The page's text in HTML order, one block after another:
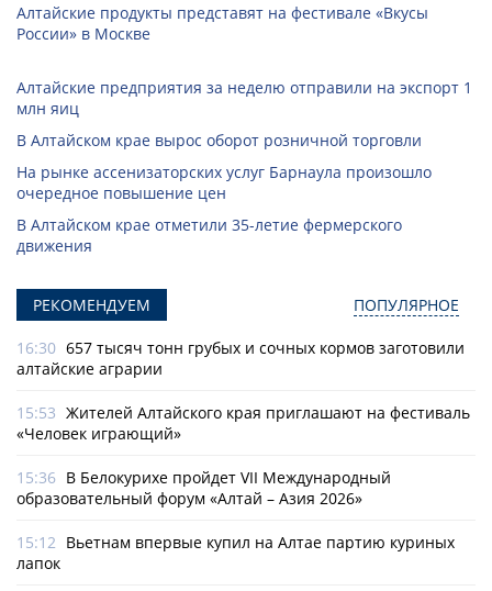
Алтайские продукты представят на фестивале «Вкусы
России» в Москве
Алтайские предприятия за неделю отправили на экспорт 1
млн яиц
В Алтайском крае вырос оборот розничной торговли
На рынке ассенизаторских услуг Барнаула произошло
очередное повышение цен
В Алтайском крае отметили 35-летие фермерского
движения
РЕКОМЕНДУЕМ ПОПУЛЯРНОЕ
16:30 657 тысяч тонн грубых и сочных кормов заготовили
алтайские аграрии
15:53 Жителей Алтайского края приглашают на фестиваль
«Человек играющий»
15:36 В Белокурихе пройдет VII Международный
образовательный форум «Алтай – Азия 2026»
15:12 Вьетнам впервые купил на Алтае партию куриных
лапок